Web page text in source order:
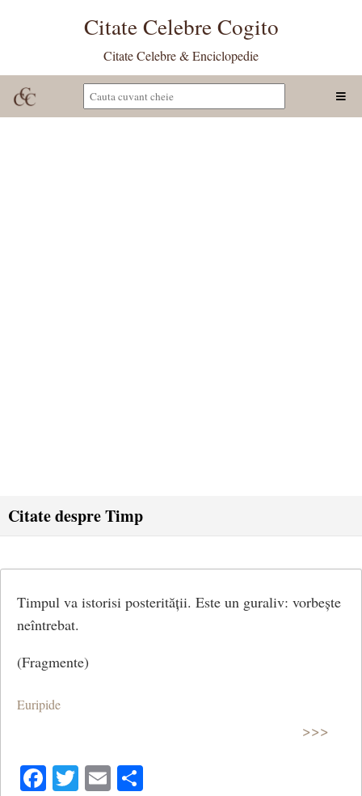
Citate Celebre Cogito
Citate Celebre & Enciclopedie
Citate despre Timp
Timpul va istorisi posterității. Este un guraliv: vorbește
neîntrebat.
(Fragmente)
Euripide
>>>
Facebook
Twitter
Email